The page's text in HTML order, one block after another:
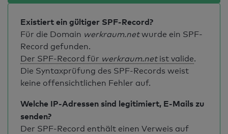
Existiert ein gültiger SPF-Record?
Für die Domain werkraum.netwurde ein SPF-
Record gefunden.
Der SPF-Record für werkraum.netist valide.
Die Syntaxprüfung des SPF-Records weist
keine offensichtlichen Fehler auf.
Welche IP-Adressen sind legitimiert, E-Mails zu
senden?
Der SPF-Record enthält einen Verweis auf